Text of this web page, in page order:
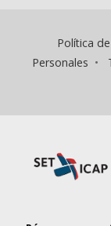
Política
Personales •